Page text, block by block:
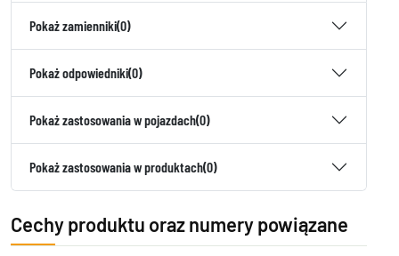
Pokaż zamienniki(0)
Pokaż odpowiedniki(0)
Pokaż zastosowania w pojazdach(0)
Pokaż zastosowania w produktach(0)
Cechy produktu oraz numery powiązane